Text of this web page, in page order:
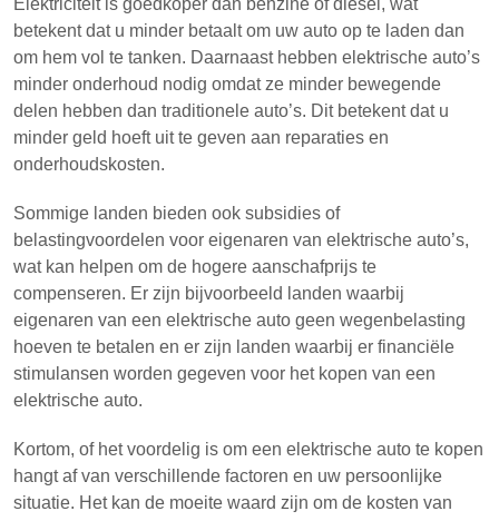
Elektriciteit is goedkoper dan benzine of diesel, wat
betekent dat u minder betaalt om uw auto op te laden dan
om hem vol te tanken. Daarnaast hebben elektrische auto’s
minder onderhoud nodig omdat ze minder bewegende
delen hebben dan traditionele auto’s. Dit betekent dat u
minder geld hoeft uit te geven aan reparaties en
onderhoudskosten.
Sommige landen bieden ook subsidies of
belastingvoordelen voor eigenaren van elektrische auto’s,
wat kan helpen om de hogere aanschafprijs te
compenseren. Er zijn bijvoorbeeld landen waarbij
eigenaren van een elektrische auto geen wegenbelasting
hoeven te betalen en er zijn landen waarbij er financiële
stimulansen worden gegeven voor het kopen van een
elektrische auto.
Kortom, of het voordelig is om een elektrische auto te kopen
hangt af van verschillende factoren en uw persoonlijke
situatie. Het kan de moeite waard zijn om de kosten van